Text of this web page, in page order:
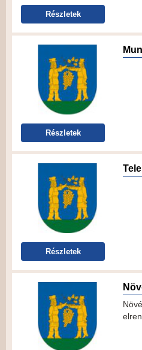
Részletek
Részletek
Részletek